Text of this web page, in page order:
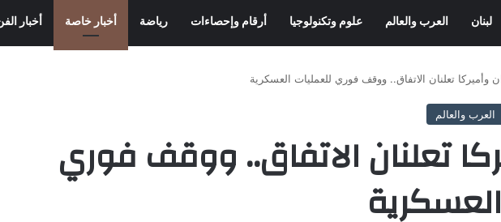
لبنان العرب والعالم علوم وتكنولوجيا أرقام وإحصاءات رياضة أخبار خاصة أخبار
وأميركا تعلنان الاتفاق.. ووقف فوري للعمليات العسكرية
العرب والعالم
تعلنان الاتفاق.. ووقف فوري